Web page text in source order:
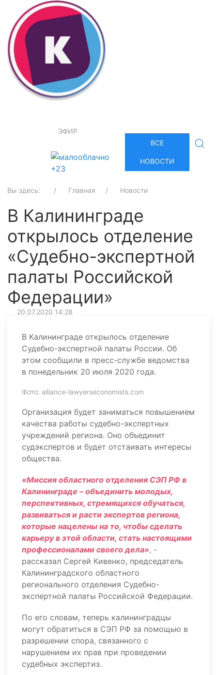
ЭФИР
+23
ВСЕ
НОВОСТИ
Вы здесь: Главная Новости
В Калининграде
открылось отделение
«Судебно-экспертной
палаты Российской
Федерации»
20.07.2020 14:28
В Калининграде открылось отделение
Судебно-экспертной палаты России. Об
этом сообщили в пресс-службе ведомства
в понедельник 20 июля 2020 года.
Фото: alliance-lawyerseconomists.com
Организация будет заниматься повышением
качества работы судебно-экспертных
учреждений региона. Оно объединит
судэкспертов и будет отстаивать интересы
общества.
«Миссия областного отделения СЭП РФ в
Калининграде – объединить молодых,
перспективных, стремящихся обучаться,
развиваться и расти экспертов региона,
которые нацелены на то, чтобы сделать
карьеру в этой области, стать настоящими
профессионалами своего дела», -
рассказал Сергей Кивенко, председатель
Калининградского областного
регионального отделения Судебно-
экспертной палаты Российской Федерации.
По его словам, теперь калининградцы
могут обратиться в СЭП РФ за помощью в
разрешении спора, связанного с
нарушением их прав при проведении
судебных экспертиз.